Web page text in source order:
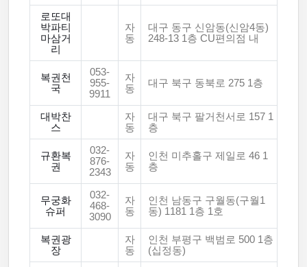
로또대
박파티
마삼거
리
자
동
대구 동구 신암동(신암4동)
248-13 1층 CU편의점 내
복권천
국
053-
955-
9911
자
동
대구 북구 동북로 275 1층
대박찬
스
자
동
대구 북구 팔거천서로 157 1
층
규환복
권
032-
876-
2343
자
동
인천 미추홀구 제일로 46 1
층
무궁화
슈퍼
032-
468-
3090
자
동
인천 남동구 구월동(구월1
동) 1181 1층 1호
복권광
장
자
동
인천 부평구 백범로 500 1층
(십정동)